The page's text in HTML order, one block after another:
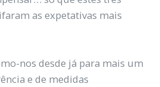
as expetativas mais
nos desde já para mais um
e de medidas